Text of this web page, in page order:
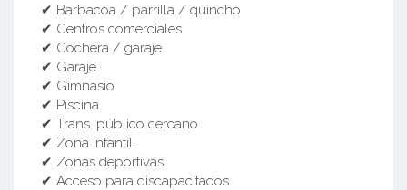
✔ Barbacoa / parrilla / quincho
✔ Centros comerciales
✔ Cochera / garaje
✔ Garaje
✔ Gimnasio
✔ Piscina
✔ Trans. público cercano
✔ Zona infantil
✔ Zonas deportivas
✔ Acceso para discapacitados